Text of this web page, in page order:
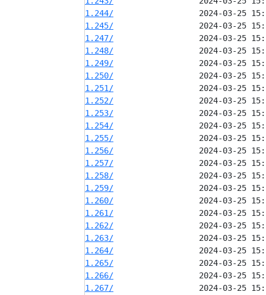
1.244/
1.245/
1.247/
1.248/
1.249/
1.250/
1.251/
1.252/
1.253/
1.254/
1.255/
1.256/
1.257/
1.258/
1.259/
1.260/
1.261/
1.262/
1.263/
1.264/
1.265/
1.266/
1.267/